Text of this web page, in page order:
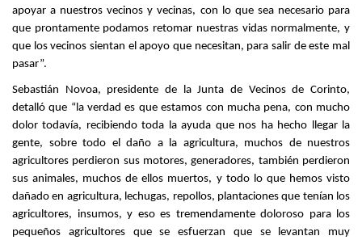
apoyar a nuestros vecinos y vecinas, con lo que sea necesario para
que prontamente podamos retomar nuestras vidas normalmente, y
que los vecinos sientan el apoyo que necesitan, para salir de este mal
pasar”.
Sebastián Novoa, presidente de la Junta de Vecinos de Corinto,
detalló que “la verdad es que estamos con mucha pena, con mucho
dolor todavía, recibiendo toda la ayuda que nos ha hecho llegar la
gente, sobre todo el daño a la agricultura, muchos de nuestros
agricultores perdieron sus motores, generadores, también perdieron
sus animales, muchos de ellos muertos, y todo lo que hemos visto
dañado en agricultura, lechugas, repollos, plantaciones que tenían los
agricultores, insumos, y eso es tremendamente doloroso para los
pequeños agricultores que se esfuerzan que se levantan muy